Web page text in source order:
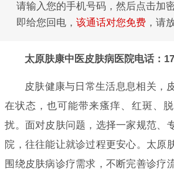
请输入您的手机号码，然后点击加
即给您回电， 该通话对您免费 ，请
太原肤康中医皮肤病医院电话：
皮肤健康与日常生活息息相关，
在状态，也可能带来瘙痒、红斑、
扰。面对皮肤问题，选择一家规范、
院，往往能让就诊过程更安心。太原
围绕皮肤病诊疗需求，不断完善诊疗